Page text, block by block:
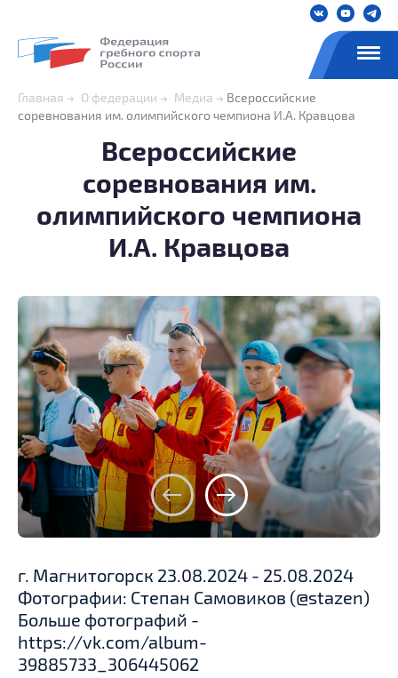
Главная О федерации Медиа
Всероссийские
соревнования им. олимпийского чемпиона И.А. Кравцова
Всероссийские
соревнования им.
олимпийского чемпиона
И.А. Кравцова
г. Магнитогорск 23.08.2024 - 25.08.2024
Фотографии: Степан Самовиков (@stazen)
Больше фотографий -
https://vk.com/album-
39885733_306445062